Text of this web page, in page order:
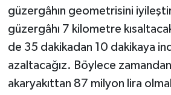
güzergâhın geometrisini
güzergâhı 7 kilometre
de 35 dakikadan 10 dakikaya
azaltacağız. Böylece
akaryakıttan 87 milyon lira